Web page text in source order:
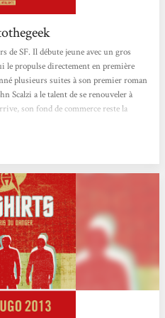
de SF. Il débute jeune avec un gros
le propulse directement en première
plusieurs suites à son premier roman
Scalzi a le talent de se renouveler à
son fond de commerce reste la
très bien l’écosystème